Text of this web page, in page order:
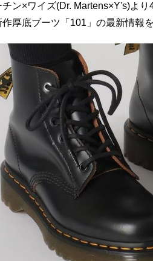
チン×ワイズ(Dr. Martens×Y's)よ
厚底ブーツ「101」の最新情報